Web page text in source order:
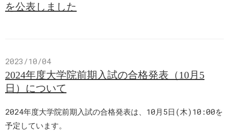
を公表しました
2023/10/04
2024年度大学院前期入試の合格発表（10月5
日）について
2024年度大学院前期入試の合格発表は、10月5日(木)10:00を
予定しています。